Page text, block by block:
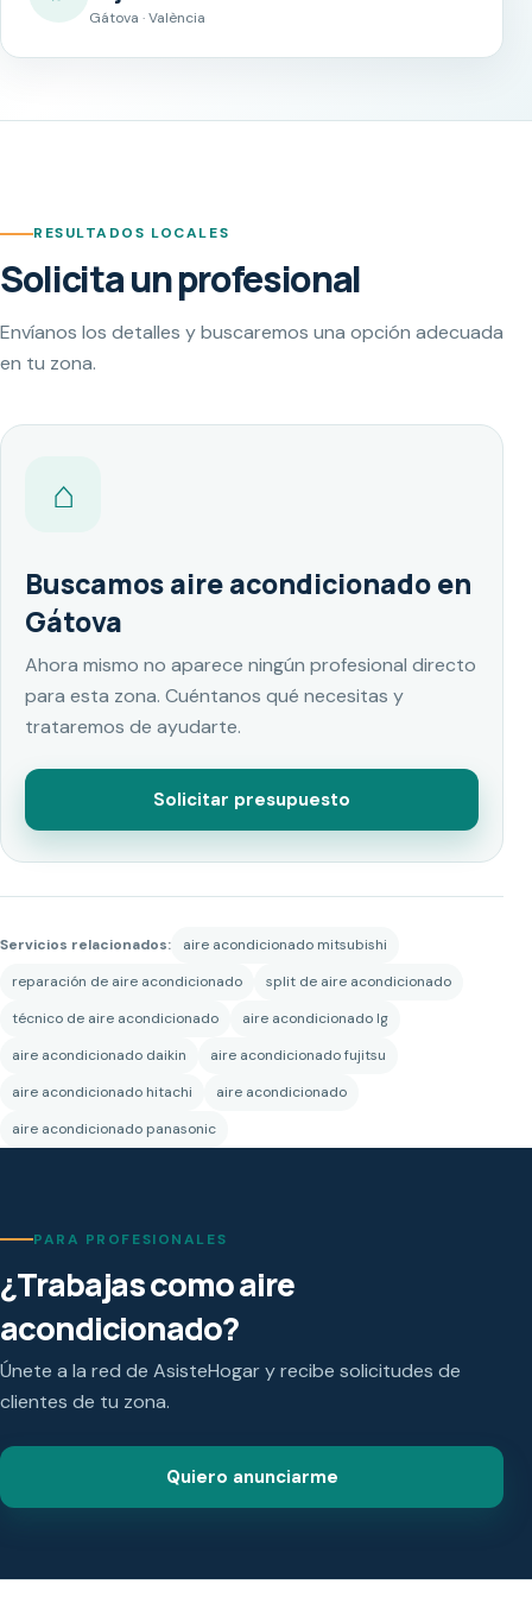
Gátova · València
RESULTADOS LOCALES
Solicita un profesional
Envíanos los detalles y buscaremos una opción adecuada
en tu zona.
⌂
Buscamos aire acondicionado en
Gátova
Ahora mismo no aparece ningún profesional directo
para esta zona. Cuéntanos qué necesitas y
trataremos de ayudarte.
Solicitar presupuesto
Servicios relacionados:
aire acondicionado mitsubishi
reparación de aire acondicionado
split de aire acondicionado
técnico de aire acondicionado
aire acondicionado lg
aire acondicionado daikin
aire acondicionado fujitsu
aire acondicionado hitachi
aire acondicionado
aire acondicionado panasonic
PARA PROFESIONALES
¿Trabajas como aire
acondicionado?
Únete a la red de AsisteHogar y recibe solicitudes de
clientes de tu zona.
Quiero anunciarme